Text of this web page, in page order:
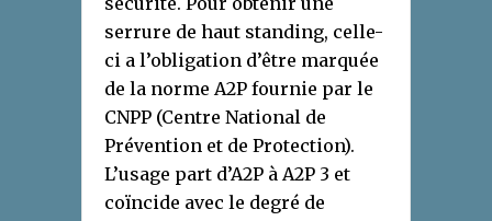
serrure de haut standing, celle-
ci a l’obligation d’être marquée
de la norme A2P fournie par le
CNPP (Centre National de
Prévention et de Protection).
L’usage part d’A2P à A2P 3 et
coïncide avec le degré de